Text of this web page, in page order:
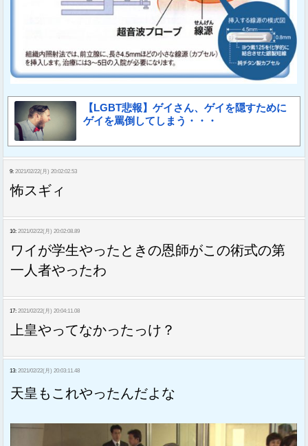
【LGBT悲報】ゲイさん、ゲイを隠すために
ゲイを罵倒してしまう・・・
9: 2021/02/22(月) 20:02:02.53
怖スギィ
10: 2021/02/22(月) 20:02:08.89
ワイが学生やったときの恩師がこの術式の第
一人者やったわ
17: 2021/02/22(月) 20:04:11.08
上皇やってなかったっけ？
13: 2021/02/22(月) 20:03:11.48
天皇もこれやったんだよな